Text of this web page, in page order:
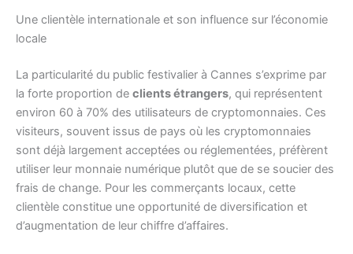
Une clientèle internationale et son influence sur l’économie
locale
La particularité du public festivalier à Cannes s’exprime par
la forte proportion de clients étrangers, qui représentent
environ 60 à 70% des utilisateurs de cryptomonnaies. Ces
visiteurs, souvent issus de pays où les cryptomonnaies
sont déjà largement acceptées ou réglementées, préfèrent
utiliser leur monnaie numérique plutôt que de se soucier des
frais de change. Pour les commerçants locaux, cette
clientèle constitue une opportunité de diversification et
d’augmentation de leur chiffre d’affaires.